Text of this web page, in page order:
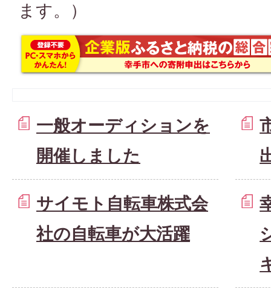
ます。）
一般オーディションを
開催しました
サイモト自転車株式会
社の自転車が大活躍